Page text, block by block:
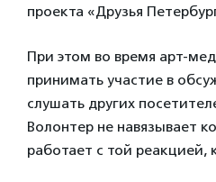
проекта «Друзья
При этом во время арт-
принимать участие в
слушать других
Волонтер не навязывает
работает с той реакцией,